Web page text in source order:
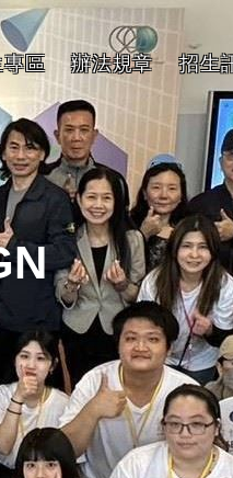
區 辦法規章 招生